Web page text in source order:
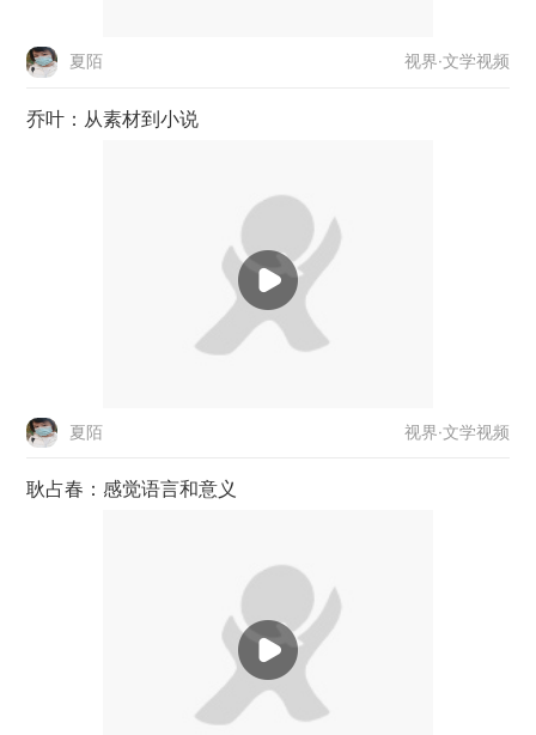
夏陌 视界·文学视频
乔叶：从素材到小说
夏陌 视界·文学视频
耿占春：感觉语言和意义